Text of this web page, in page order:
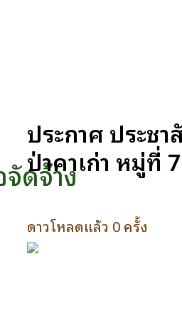
ดจ้าง
ประกาศ ประช
ป่าคาเก่า หมู่ที่
ดาวโหลดแล้ว 0 ครั้ง